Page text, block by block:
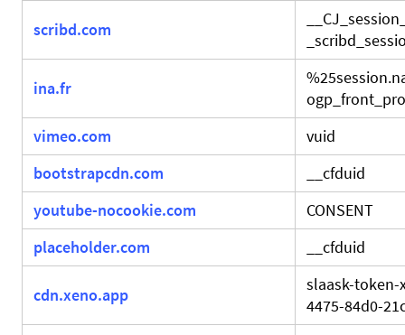
scribd.com
ina.fr
vimeo.com
vuid
bootstrapcdn.com
__cfduid
youtube-nocookie.com
CONSENT
placeholder.com
__cfduid
cdn.xeno.app
slaask-token-
4475-84d0-